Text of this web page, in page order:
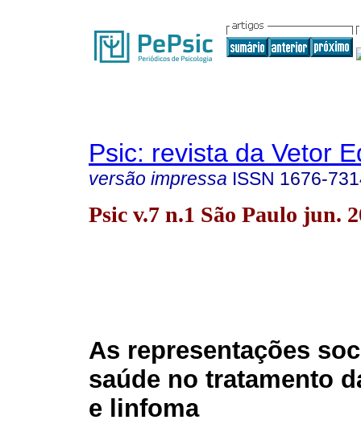
Psic: revista da Vetor
versão impressa ISSN 1676-
Psic v.7 n.1 São Paulo jun.
As representações
saúde no tratamento
e linfoma